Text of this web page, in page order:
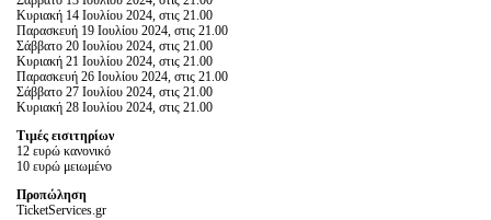
Κυριακή 14 Ιουλίου 2024, στις 21.00
Παρασκευή 19 Ιουλίου 2024, στις 21.00
Σάββατο 20 Ιουλίου 2024, στις 21.00
Κυριακή 21 Ιουλίου 2024, στις 21.00
Παρασκευή 26 Ιουλίου 2024, στις 21.00
Σάββατο 27 Ιουλίου 2024, στις 21.00
Κυριακή 28 Ιουλίου 2024, στις 21.00
Τιμές εισιτηρίων
12 ευρώ κανονικό
10 ευρώ μειωμένο
Προπώληση
TicketServices.gr